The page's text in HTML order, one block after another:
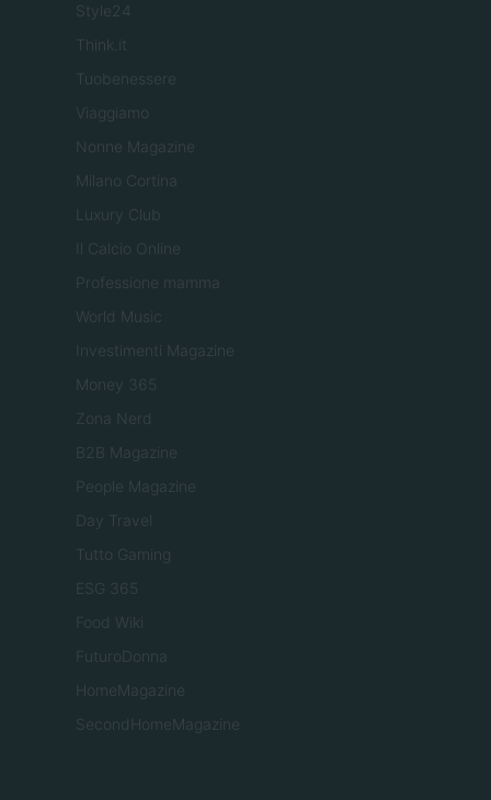
Style24
Think.it
Tuobenessere
Viaggiamo
Nonne Magazine
Milano Cortina
Luxury Club
Il Calcio Online
Professione mamma
World Music
Investimenti Magazine
Money 365
Zona Nerd
B2B Magazine
People Magazine
Day Travel
Tutto Gaming
ESG 365
Food Wiki
FuturoDonna
HomeMagazine
SecondHomeMagazine